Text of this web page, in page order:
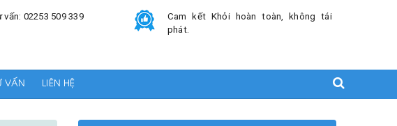
vấn: 02253 509 339
Cam kết Khỏi hoàn toàn, không tái
phát.
VẤN LIÊN HỆ